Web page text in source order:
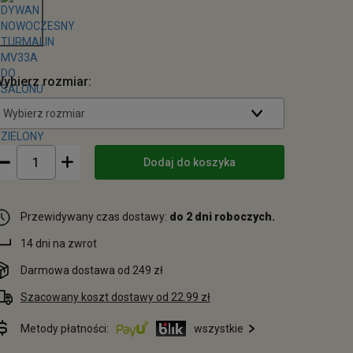
rozmiar:
Wybierz rozmiar
Dodaj do koszyka
Przewidywany czas dostawy: do 2 dni roboczych.
14 dni na zwrot
Darmowa dostawa od 249 zł
Szacowany koszt dostawy od 22.99 zł
Metody płatności: wszystkie